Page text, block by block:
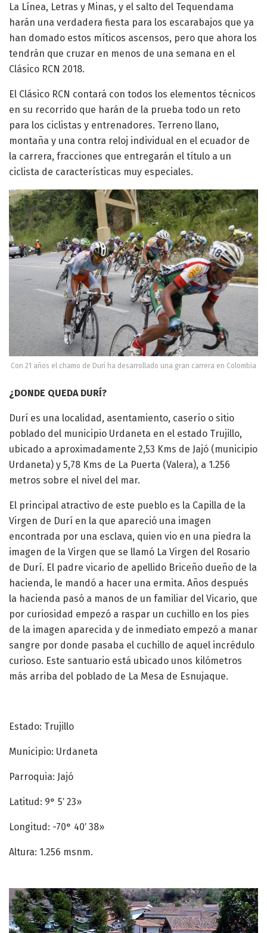
La Línea, Letras y Minas, y el salto del Tequendama
harán una verdadera fiesta para los escarabajos que ya
han domado estos míticos ascensos, pero que ahora los
tendrán que cruzar en menos de una semana en el
Clásico RCN 2018.
El Clásico RCN contará con todos los elementos técnicos
en su recorrido que harán de la prueba todo un reto
para los ciclistas y entrenadores. Terreno llano,
montaña y una contra reloj individual en el ecuador de
la carrera, fracciones que entregarán el título a un
ciclista de características muy especiales.
Con 21 años el chamo de Durí ha desarrollado una gran carrera en Colombia
¿DONDE QUEDA DURÍ?
Durí es una localidad, asentamiento, caserío o sitio
poblado del municipio Urdaneta en el estado Trujillo,
ubicado a aproximadamente 2,53 Kms de Jajó (municipio
Urdaneta) y 5,78 Kms de La Puerta (Valera), a 1.256
metros sobre el nivel del mar.
El principal atractivo de este pueblo es la Capilla de la
Virgen de Durí en la que apareció una imagen
encontrada por una esclava, quien vio en una piedra la
imagen de la Virgen que se llamó La Virgen del Rosario
de Durí. El padre vicario de apellido Briceño dueño de la
hacienda, le mandó a hacer una ermita. Años después
la hacienda pasó a manos de un familiar del Vicario, que
por curiosidad empezó a raspar un cuchillo en los pies
de la imagen aparecida y de inmediato empezó a manar
sangre por donde pasaba el cuchillo de aquel incrédulo
curioso. Este santuario está ubicado unos kilómetros
más arriba del poblado de La Mesa de Esnujaque.
Estado: Trujillo
Municipio: Urdaneta
Parroquia: Jajó
Latitud: 9° 5′ 23»
Longitud: -70° 40′ 38»
Altura: 1.256 msnm.